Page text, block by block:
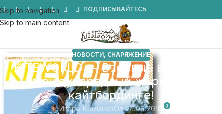
Skip to navigation
Skip to main content
ПОДПИСЫВАЙТЕСЬ
НОВОСТИ, СНАРЯЖЕНИЕ
KITEWORLD — Впервые в России
международный журнал о
кайтбординге!
Игорь КремнёвОт 24.08.2010 0